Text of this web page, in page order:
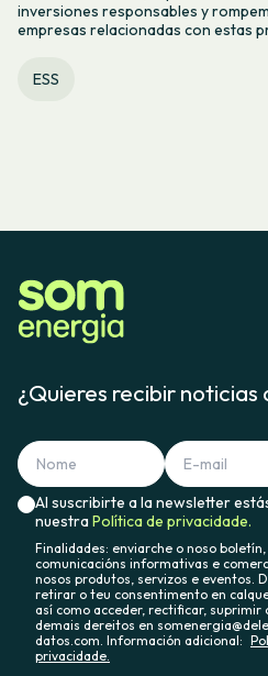
inversiones responsables y
empresas relacionadas con estas
ESS
¿Quieres recibir noticias
Al suscribirte a la newsletter
nuestraPolítica de privacidade.
Finalidades: enviarche o noso
comunicacións informativas e
nosos produtos, servizos e eventos.
retirar o teu consentimento en
así como acceder, rectificar, suprimir
demais dereitos en
datos.com. Información adicional:
privacidade.